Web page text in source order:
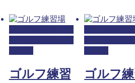
ゴルフ練習
ゴルフ